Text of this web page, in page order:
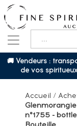
🚚 Vendeurs :
de vos
Accueil /
n°1755 -